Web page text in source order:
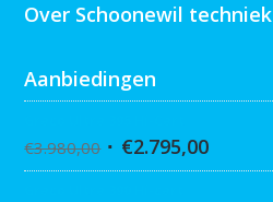
Over Schoonewil techniek
Aanbiedingen
€3.980,00 €2.795,00